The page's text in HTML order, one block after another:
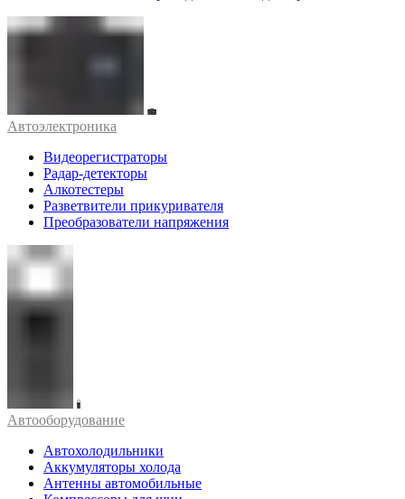
Автоэлектроника
Видеорегистраторы
Радар-детекторы
Алкотестеры
Разветвители прикуривателя
Преобразователи напряжения
Автооборудование
Автохолодильники
Аккумуляторы холода
Антенны автомобильные